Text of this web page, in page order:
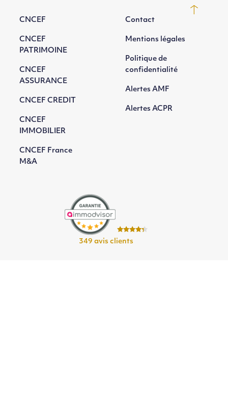
349 avis clients
CNCEF
CNCEF
PATRIMOINE
CNCEF
ASSURANCE
CNCEF CREDIT
CNCEF
IMMOBILIER
CNCEF France
M&A
Contact
Mentions légales
Politique de
confidentialité
Alertes AMF
Alertes ACPR